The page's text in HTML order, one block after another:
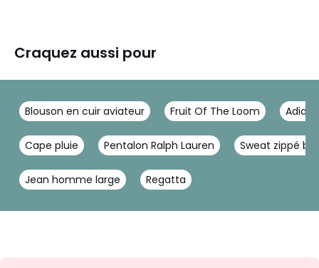
Craquez aussi pour
Blouson en cuir aviateur Fruit Of The Loom
Cape pluie Pentalon Ralph Lauren Sweat zippé
Jean homme large Regatta